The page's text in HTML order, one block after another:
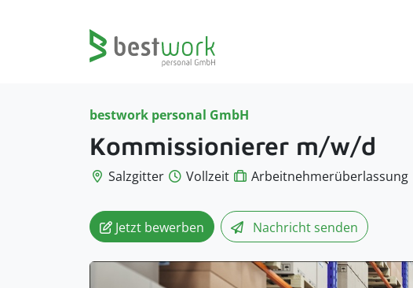
bestwork personal GmbH
Kommissionierer m/w/d
Salzgitter Vollzeit Arbeitnehmerüberlassung
Jetzt bewerben Nachrichtsenden